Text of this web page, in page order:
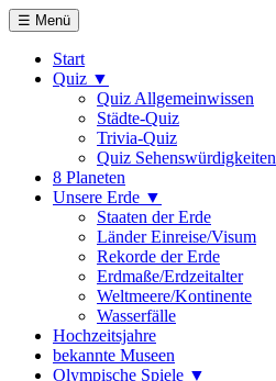
☰ Menü
Start
Quiz ▼
Quiz Allgemeinwissen
Städte-Quiz
Trivia-Quiz
Quiz Sehenswürdigkeiten
8 Planeten
Unsere Erde ▼
Staaten der Erde
Länder Einreise/Visum
Rekorde der Erde
Erdmaße/Erdzeitalter
Weltmeere/Kontinente
Wasserfälle
Hochzeitsjahre
bekannte Museen
Olympische Spiele ▼